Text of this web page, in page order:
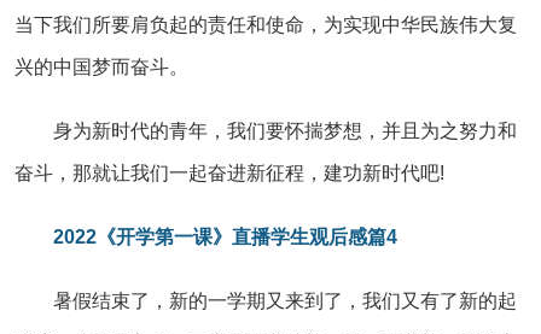
当下我们所要肩负起的责任和使命，为实现中华民族伟大复
兴的中国梦而奋斗。
身为新时代的青年，我们要怀揣梦想，并且为之努力和
奋斗，那就让我们一起奋进新征程，建功新时代吧!
2022《开学第一课》直播学生观后感篇4
暑假结束了，新的一学期又来到了，我们又有了新的起